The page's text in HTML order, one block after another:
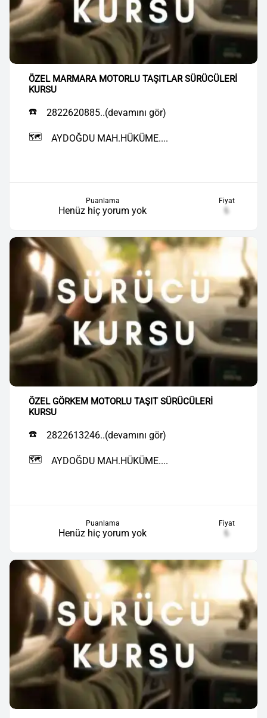
ÖZEL MARMARA MOTORLU TAŞITLAR SÜRÜCÜLERİ
KURSU
☎️ 2822620885..(devamını gör)
🗺️ AYDOĞDU MAH.HÜKÜME....
Puanlama
Henüz hiç yorum yok
Fiyat
₺
ÖZEL GÖRKEM MOTORLU TAŞIT SÜRÜCÜLERİ
KURSU
☎️ 2822613246..(devamını gör)
🗺️ AYDOĞDU MAH.HÜKÜME....
Puanlama
Henüz hiç yorum yok
Fiyat
₺